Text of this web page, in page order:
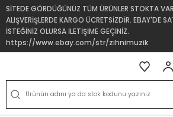
SİTEDE GÖRDÜĞÜNÜZ TÜM ÜRÜNLER STOKTA
ALIŞVERİŞLERDE KARGO ÜCRETSİZDİR. EBAY'DE
İSTEĞİNİZ OLURSA İLETİŞİME GEÇİNİZ.
https://www.ebay.com/str/zihnimuzik